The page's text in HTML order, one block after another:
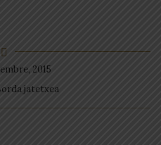
2015
jatetxea